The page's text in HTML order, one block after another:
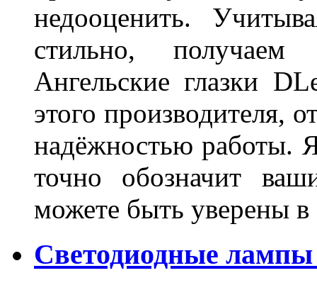
недооценить.
стильно,
Ангельские глазки
этого производителя,
надёжностью работы.
точно обозначит
можете быть уверены
Светодиодные